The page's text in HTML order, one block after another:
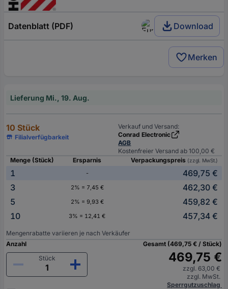
Datenblatt (PDF) Download
Merken
Lieferung Mi., 19. Aug.
10 Stück
Filialverfügbarkeit
Verkauf und Versand:
Conrad Electronic
AGB
Kostenfreier Versand ab 100,00 €
Menge (Stück)
Ersparnis Verpackungspreis (zzgl. MwSt.)
1 -
469,75 €
3
2% = 7,45 €
462,30 €
5
2% = 9,93 €
459,82 €
10
3% = 12,41 € 457,34 €
Mengenrabatte variieren je nach Verkäufer
Anzahl
Stück
Gesamt (469,75 € / Stück)
469,75 €
zzgl. 63,00 €
zzgl. MwSt.
Sperrgutzuschlag